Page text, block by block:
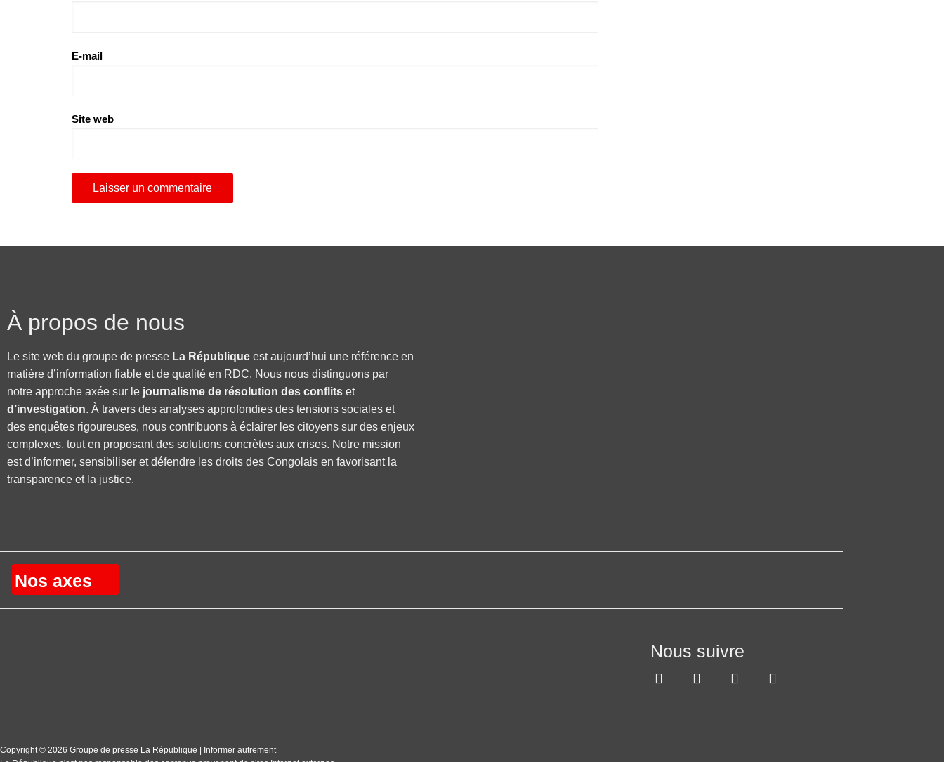
E-mail
Site web
À propos de nous
Le site web du groupe de presse La République est aujourd’hui une référence en
matière d’information fiable et de qualité en RDC. Nous nous distinguons par
notre approche axée sur le journalisme de résolution des conflits et
d’investigation. À travers des analyses approfondies des tensions sociales et
des enquêtes rigoureuses, nous contribuons à éclairer les citoyens sur des enjeux
complexes, tout en proposant des solutions concrètes aux crises. Notre mission
est d’informer, sensibiliser et défendre les droits des Congolais en favorisant la
transparence et la justice.
Nos axes
Nous suivre
Copyright © 2026 Groupe de presse La République | Informer autrement